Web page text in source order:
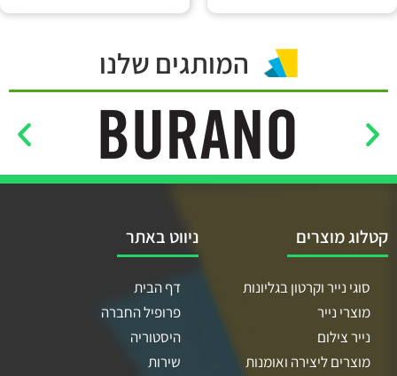
המותגים שלנו
קטלוג מוצרים
סוגי נייר וקרטון בגליונות
מוצרי נייר
נייר צילום
מוצרים ליצירה ואומנות
ניווט באתר
דף הבית
פרופיל החברה
היסטוריה
שירות